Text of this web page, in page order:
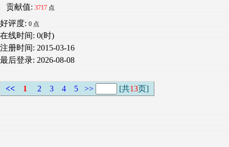
贡献值: 3717 点
好评度: 0 点
在线时间: 0(时)
注册时间: 2015-03-16
最后登录: 2026-08-08
<< 1 2 3 4 5 >> [共13页]